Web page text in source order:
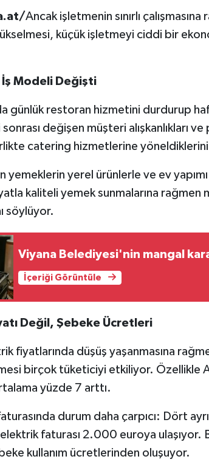
Ancak işletmenin sınırlı
küçük işletmeyi ciddi bir
İş Modeli Değişti
günlük restoran hizmetini durdurup
değişen müşteri alışkanlıkları
catering hizmetlerine yöneldiklerini
yemeklerin yerel ürünlerle ve ev yapımı
kaliteli yemek sunmalarına rağmen
söylüyor.
Viyana Belediyesi'nin mangal
İçeriği Görüntüle
Değil, Şebeke Ücretleri
fiyatlarında düşüş yaşanmasına
birçok tüketiciyi etkiliyor. Özellikle
yüzde 7 arttı.
durum daha çarpıcı: Dört
faturası 2.000 euroya ulaşıyor.
kullanım ücretlerinden oluşuyor.